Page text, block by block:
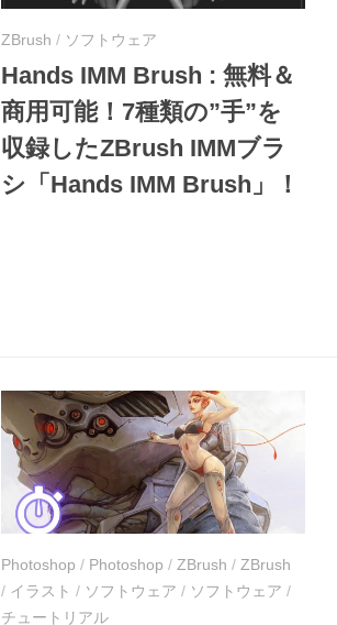
ZBrush / ソフトウェア
Hands IMM Brush : 無料＆
商用可能！7種類の”手”を
収録したZBrush IMMブラ
シ「Hands IMM Brush」！
Photoshop / Photoshop / ZBrush / ZBrush
/ イラスト / ソフトウェア / ソフトウェア /
チュートリアル